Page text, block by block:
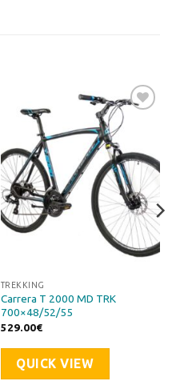
Προσθήκη
στη Λίστα
Επιθυμιών
TREKKING
Carrera T 2000 MD TRK
700×48/52/55
529.00€
QUICK VIEW